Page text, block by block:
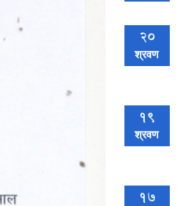
20
श्रवण
19
श्रवण
17